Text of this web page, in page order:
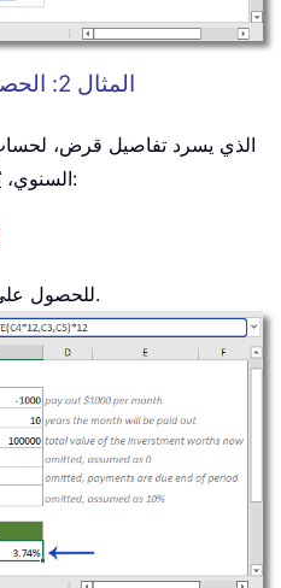
المثال 2: الحصول على المعدل السنوي
السنوي، يُرجى استخدام الصيغة التالية:
للحصول على النتيجة.